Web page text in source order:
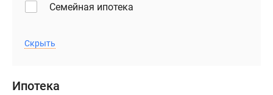
Семейная ипотека
Скрыть
Ипотека